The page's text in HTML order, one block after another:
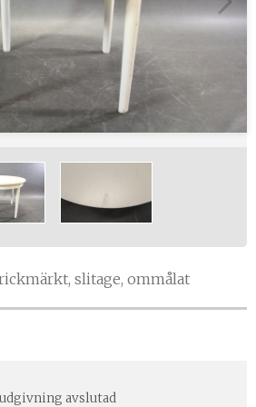
slitage, ommålat
avslutad